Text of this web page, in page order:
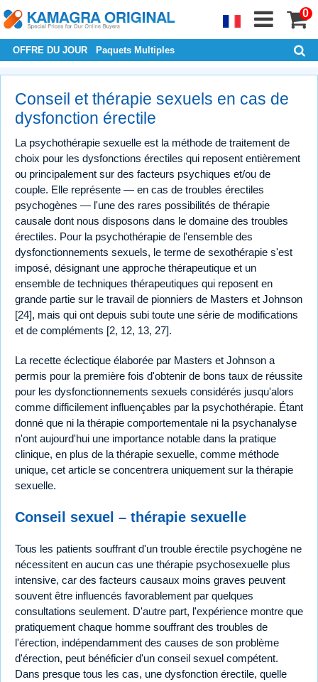
0
OFFRE DU JOUR Paquets Multiples
Conseil et thérapie sexuels en cas de
dysfonction érectile
La psychothérapie sexuelle est la méthode de traitement de
choix pour les dysfonctions érectiles qui reposent entièrement
ou principalement sur des facteurs psychiques et/ou de
couple. Elle représente — en cas de troubles érectiles
psychogènes — l'une des rares possibilités de thérapie
causale dont nous disposons dans le domaine des troubles
érectiles. Pour la psychothérapie de l'ensemble des
dysfonctionnements sexuels, le terme de sexothérapie s'est
imposé, désignant une approche thérapeutique et un
ensemble de techniques thérapeutiques qui reposent en
grande partie sur le travail de pionniers de Masters et Johnson
[24], mais qui ont depuis subi toute une série de modifications
et de compléments [2, 12, 13, 27].
La recette éclectique élaborée par Masters et Johnson a
permis pour la première fois d'obtenir de bons taux de réussite
pour les dysfonctionnements sexuels considérés jusqu'alors
comme difficilement influençables par la psychothérapie. Étant
donné que ni la thérapie comportementale ni la psychanalyse
n'ont aujourd'hui une importance notable dans la pratique
clinique, en plus de la thérapie sexuelle, comme méthode
unique, cet article se concentrera uniquement sur la thérapie
sexuelle.
Conseil sexuel – thérapie sexuelle
Tous les patients souffrant d'un trouble érectile psychogène ne
nécessitent en aucun cas une thérapie psychosexuelle plus
intensive, car des facteurs causaux moins graves peuvent
souvent être influencés favorablement par quelques
consultations seulement. D'autre part, l'expérience montre que
pratiquement chaque homme souffrant des troubles de
l'érection, indépendamment des causes de son problème
d'érection, peut bénéficier d'un conseil sexuel compétent.
Dans presque tous les cas, une dysfonction érectile, quelle